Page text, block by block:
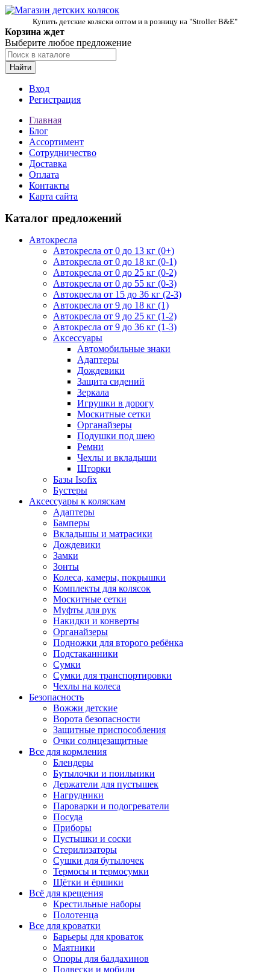
Купить детские коляски оптом и в розницу на "Stroller B&E"
Корзина ждет
Выберите любое предложение
Найти
Вход
Регистрация
Главная
Блог
Ассортимент
Сотрудничество
Доставка
Оплата
Контакты
Карта сайта
Каталог предложений
Автокресла
Автокресла от 0 до 13 кг (0+)
Автокресла от 0 до 18 кг (0-1)
Автокресла от 0 до 25 кг (0-2)
Автокресла от 0 до 55 кг (0-3)
Автокресла от 15 до 36 кг (2-3)
Автокресла от 9 до 18 кг (1)
Автокресла от 9 до 25 кг (1-2)
Автокресла от 9 до 36 кг (1-3)
Аксессуары
Автомобильные знаки
Адаптеры
Дождевики
Защита сидений
Зеркала
Игрушки в дорогу
Москитные сетки
Органайзеры
Подушки под шею
Ремни
Чехлы и вкладыши
Шторки
Базы Isofix
Бустеры
Аксессуары к коляскам
Адаптеры
Бамперы
Вкладышы и матрасики
Дождевики
Замки
Зонты
Колеса, камеры, покрышки
Комплекты для колясок
Москитные сетки
Муфты для рук
Накидки и конверты
Органайзеры
Подножки для второго ребёнка
Подстаканники
Сумки
Сумки для транспортировки
Чехлы на колеса
Безопасность
Вожжи детские
Ворота безопасности
Защитные приспособления
Очки солнцезащитные
Все для кормления
Блендеры
Бутылочки и поильники
Держатели для пустышек
Нагрудники
Пароварки и подогреватели
Посуда
Приборы
Пустышки и соски
Стерилизаторы
Сушки для бутылочек
Термосы и термосумки
Щётки и ёршики
Всё для крещения
Крестильные наборы
Полотенца
Все для кроватки
Барьеры для кроваток
Маятники
Опоры для балдахинов
Подвески и мобили